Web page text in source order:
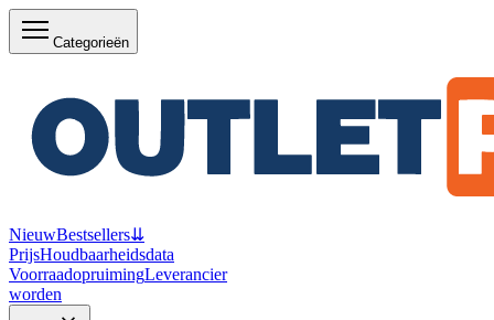
Categorieën
NieuwBestsellers⇊
PrijsHoudbaarheidsdata
VoorraadopruimingLeverancier
worden